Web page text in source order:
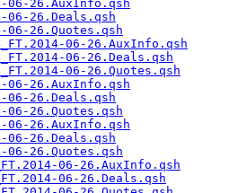
06-26.AuxInfo.qsh
06-26.Deals.qsh
06-26.Quotes.qsh
06-26.AuxInfo.qsh
06-26.Deals.qsh
06-26.Quotes.qsh
06-26.AuxInfo.qsh
06-26.Deals.qsh
06-26.Quotes.qsh
06-26.AuxInfo.qsh
06-26.Deals.qsh
06-26.Quotes.qsh
06-26.AuxInfo.qsh
06-26.Deals.qsh